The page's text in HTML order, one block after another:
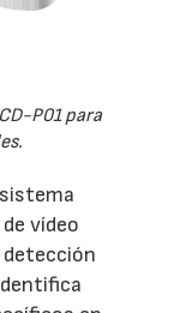
P01 para
vídeo
detección